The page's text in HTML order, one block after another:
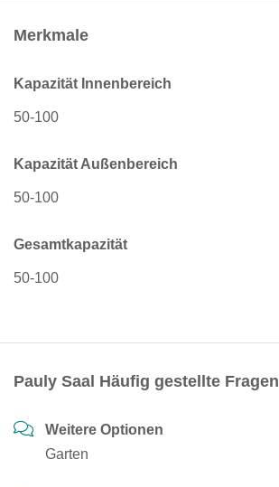
Merkmale
Kapazität Innenbereich
50-100
Kapazität Außenbereich
50-100
Gesamtkapazität
50-100
Pauly Saal Häufig gestellte Fragen
Weitere Optionen
Garten